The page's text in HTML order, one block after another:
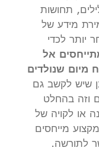
תחושות
מידע של
יותר לכדי
אל
שנולדים
שיש לקשב גם
וזה בהחלט
או לקויה של
מייחסים
לתורשה.